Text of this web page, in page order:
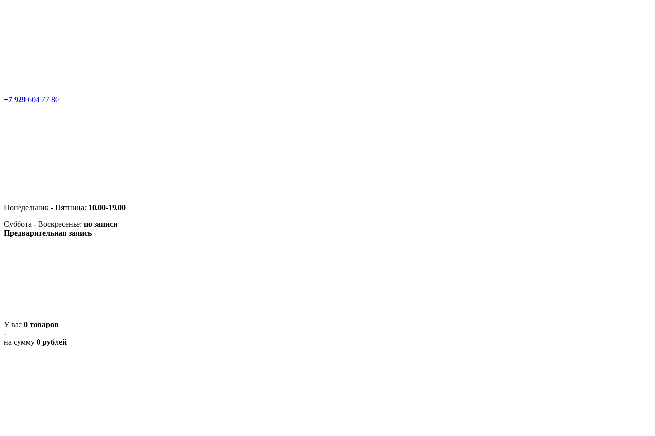
+7 929 604 77 80
Понедельник - Пятница: 10.00-19.00
Суббота - Воскресенье: по записи
Предварительная запись
У вас 0 товаров
-
на сумму 0 рублей